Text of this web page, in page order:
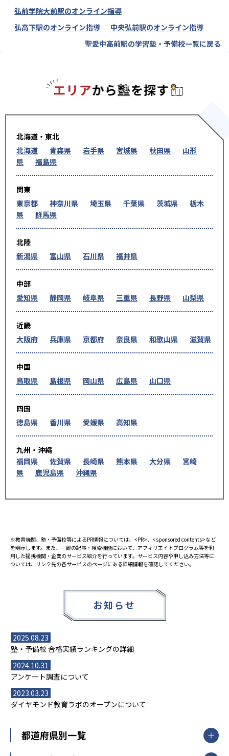
弘前学院大前駅のオンライン指導
弘高下駅のオンライン指導
中央弘前駅のオンライン指導
聖愛中高前駅の学習塾・予備校一覧に戻る
北海道・東北
北海道
青森県 岩手県 宮城県 秋田県
山形
県
福島県
関東
東京都
神奈川県 埼玉県 千葉県 茨城県
栃木
県
群馬県
北陸
新潟県
富山県 石川県 福井県
中部
愛知県
静岡県 岐阜県 三重県 長野県 山梨県
近畿
大阪府
兵庫県 京都府 奈良県 和歌山県 滋賀県
中国
鳥取県
島根県 岡山県 広島県 山口県
四国
徳島県
香川県 愛媛県 高知県
九州・沖縄
福岡県
佐賀県 長崎県 熊本県 大分県
宮崎
県
鹿児島県 沖縄県
※教育機関、塾・予備校等によるPR情報については、<PR>、<sponsored contents>など
を明示します。また、一部の記事・検索機能において、アフィリエイトプログラム等を利
用した提携機関・企業のサービス紹介を行っています。サービス内容や申し込み方法等に
ついては、リンク先の各サービスのページにある詳細情報を確認してください。
お知らせ
2025.08.23
塾・予備校 合格実績ランキングの詳細
2024.10.31
アンケート調査について
2023.03.23
ダイヤモンド教育ラボのオープンについて
都道府県別一覧